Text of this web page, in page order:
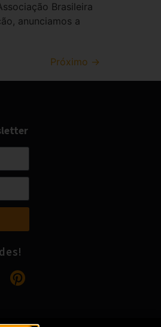
Brasileira
anunciamos a
Próximo →